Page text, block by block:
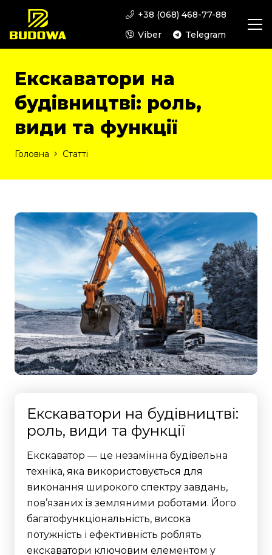
+38 (068) 468-77-88
Viber
Telegram
Екскаватори на
будівництві: роль,
види та функції
Головна Статті
Екскаватори на будівництві:
роль, види та функції
Екскаватор — це незамінна будівельна
техніка, яка використовується для
виконання широкого спектру завдань,
пов’язаних із земляними роботами. Його
багатофункціональність, висока
потужність і ефективність роблять
екскаватори ключовим елементом у